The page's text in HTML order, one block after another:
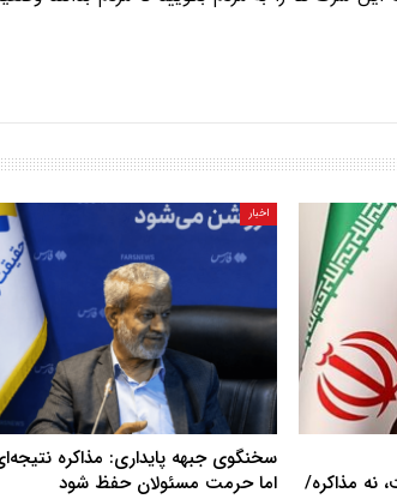
نه مذاکره/
اخبار
سخنگوی جبهه پایداری: مذاکره
اما حرمت مسئولان حفظ شود